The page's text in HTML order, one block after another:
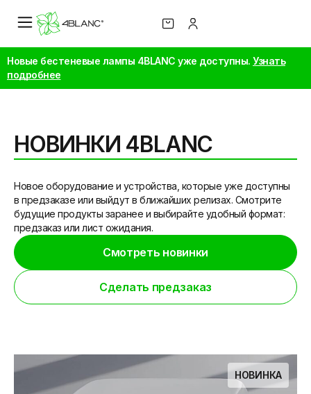
Новые бестеневые лампы 4BLANC уже доступны. Узнать
подробнее
НОВИНКИ 4BLANC
Новое оборудование и устройства, которые уже доступны
в предзаказе или выйдут в ближайших релизах. Смотрите
будущие продукты заранее и выбирайте удобный формат:
предзаказ или лист ожидания.
Смотреть новинки
Сделать предзаказ
НОВИНКА